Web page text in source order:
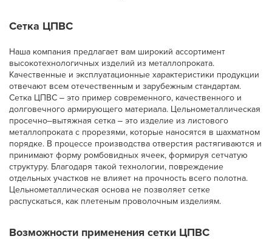
Сетка ЦПВС
Наша компания предлагает вам широкий ассортимент
высокотехнологичных изделий из металлопроката.
Качественные и эксплуатационные характеристики продукции
отвечают всем отечественным и зарубежным стандартам.
Сетка ЦПВС ‒ это пример современного, качественного и
долговечного армирующего материала. Цельнометаллическая
просечно‒вытяжная сетка ‒ это изделие из листового
металлопроката с прорезями, которые наносятся в шахматном
порядке. В процессе производства отверстия растягиваются и
принимают форму ромбовидных ячеек, формируя сетчатую
структуру. Благодаря такой технологии, повреждение
отдельных участков не влияет на прочность всего полотна.
Цельнометаллическая основа не позволяет сетке
распускаться, как плетеным проволочным изделиям.
Возможности применения сетки ЦПВС